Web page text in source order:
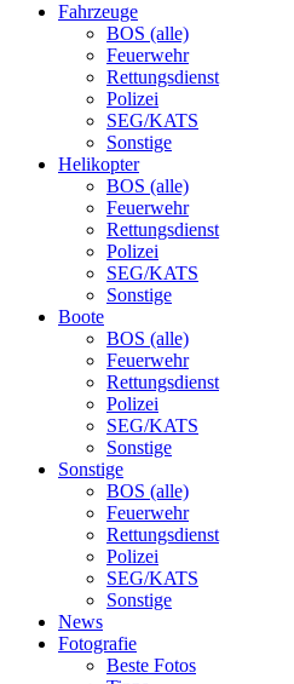
Fahrzeuge
BOS (alle)
Feuerwehr
Rettungsdienst
Polizei
SEG/KATS
Sonstige
Helikopter
BOS (alle)
Feuerwehr
Rettungsdienst
Polizei
SEG/KATS
Sonstige
Boote
BOS (alle)
Feuerwehr
Rettungsdienst
Polizei
SEG/KATS
Sonstige
Sonstige
BOS (alle)
Feuerwehr
Rettungsdienst
Polizei
SEG/KATS
Sonstige
News
Fotografie
Beste Fotos